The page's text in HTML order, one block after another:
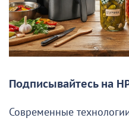
Подписывайтесь на
Современные